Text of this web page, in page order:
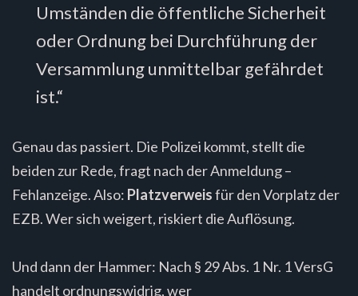
Umständen die öffentliche Sicherheit
oder Ordnung bei Durchführung der
Versammlung unmittelbar gefährdet
ist.“
Genau das passiert. Die Polizei kommt, stellt die
beiden zur Rede, fragt nach der Anmeldung –
Fehlanzeige. Also: Platzverweisfür den Vorplatz der
EZB. Wer sich weigert, riskiert die Auflösung.
Und dann der Hammer: Nach § 29 Abs. 1 Nr. 1 VersG
handelt ordnungswidrig, wer